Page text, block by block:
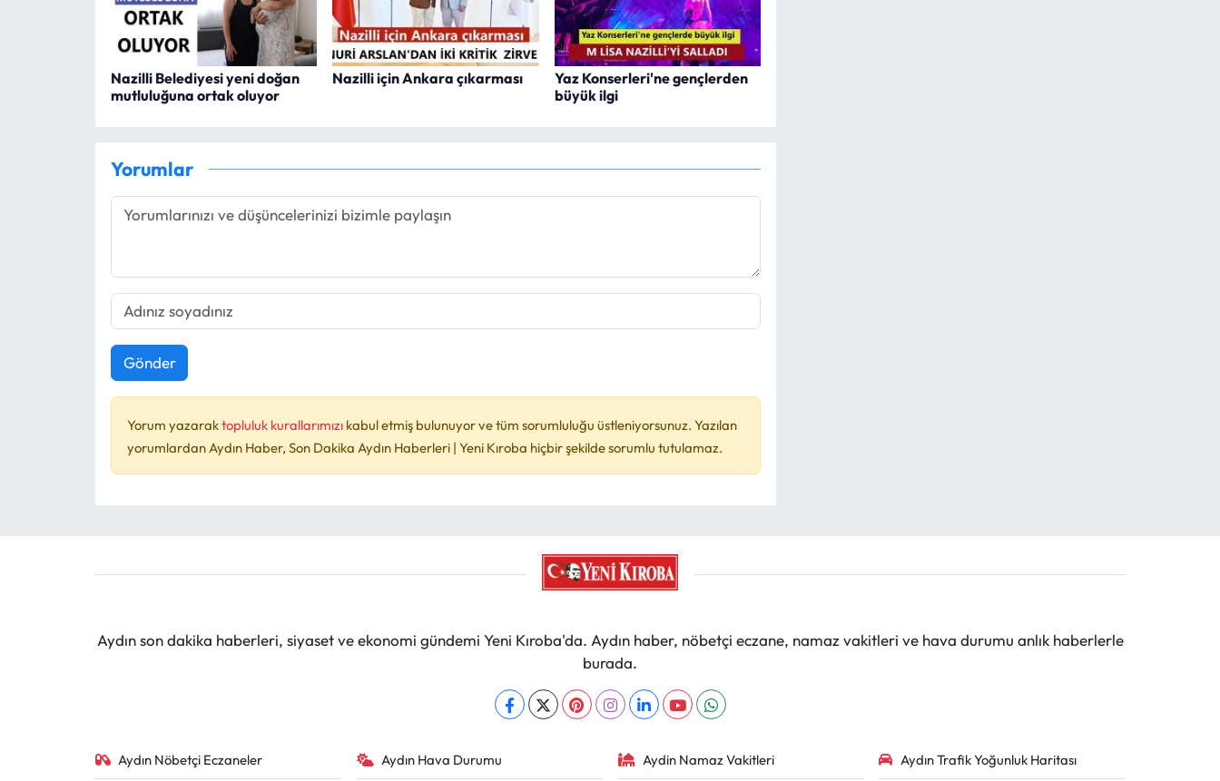
Nazilli Belediyesi yeni doğan
mutluluğuna ortak oluyor
Nazilli için Ankara çıkarması
Yaz Konserleri'ne gençlerden
büyük ilgi
Yorumlar
Gönder
Yorum yazaraktopluluk kurallarımızı kabul etmiş bulunuyor ve tüm sorumluluğu üstleniyorsunuz. Yazılan
yorumlardan Aydın Haber, Son Dakika Aydın Haberleri | Yeni Kıroba hiçbir şekilde sorumlu tutulamaz.
Aydın son dakika haberleri, siyaset ve ekonomi gündemi Yeni Kıroba'da. Aydın haber, nöbetçi eczane, namaz vakitleri ve hava durumu anlık haberlerle
burada.
Aydın Nöbetçi Eczaneler Aydın Hava Durumu Aydin Namaz Vakitleri Aydın Trafik Yoğunluk Haritası